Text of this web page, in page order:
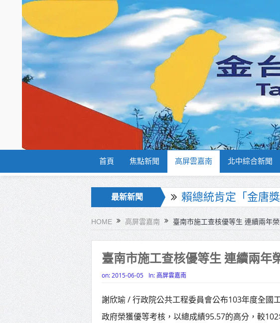
首頁 焦點新聞 高屏雲嘉南 北中綜合新聞
最新新聞
海巡署南部分署主
北市鮮奶週報再升
雙北合作里程碑！
高齡健康產業博覽
打鐵厝北側產業園
高雄「三民運動中
揭幕
HOME 高屏雲嘉南 臺南市施工查核優等生 連續兩年
臺南市施工查核優等生 連續兩年
on: 2015-06-05 In:高屏雲嘉南
謝欣瑜 / 行政院公共工程委員會公布103年度全國
政府榮獲優等考核，以總成績95.57的高分，較